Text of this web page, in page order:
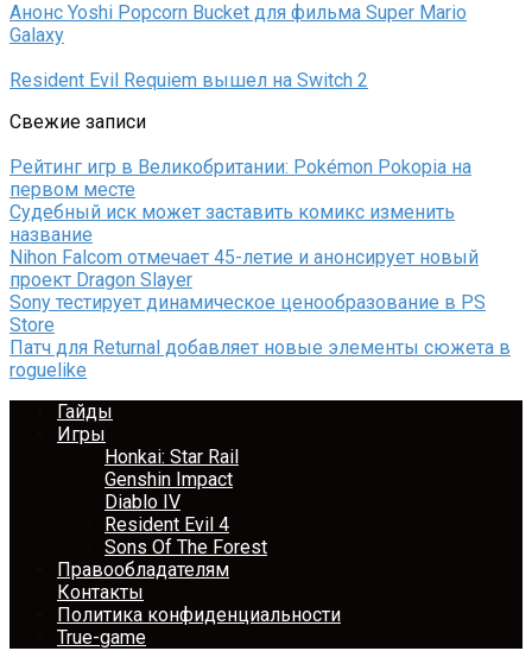
Анонс Yoshi Popcorn Bucket для фильма Super Mario
Galaxy
Resident Evil Requiem вышел на Switch 2
Свежие записи
Рейтинг игр в Великобритании: Pokémon Pokopia на
первом месте
Судебный иск может заставить комикс изменить
название
Nihon Falcom отмечает 45-летие и анонсирует новый
проект Dragon Slayer
Sony тестирует динамическое ценообразование в PS
Store
Патч для Returnal добавляет новые элементы сюжета в
roguelike
Гайды
Игры
Honkai: Star Rail
Genshin Impact
Diablo IV
Resident Evil 4
Sons Of The Forest
Правообладателям
Контакты
Политика конфиденциальности
True-game